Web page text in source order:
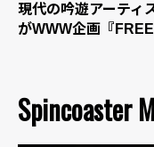
現代の吟遊アーティ
がWWW企画『
Spincoaster